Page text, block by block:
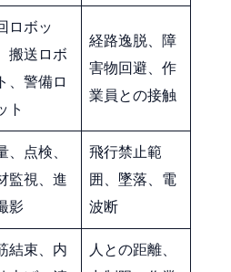
ロボッ
搬送ロボ
、警備ロ
ト
経路逸脱、障
害物回避、作
業員との接触
、点検、
監視、進
影
飛行禁止範
囲、墜落、電
波断
結束、内
人との距離、